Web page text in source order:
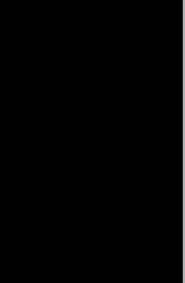
por
del